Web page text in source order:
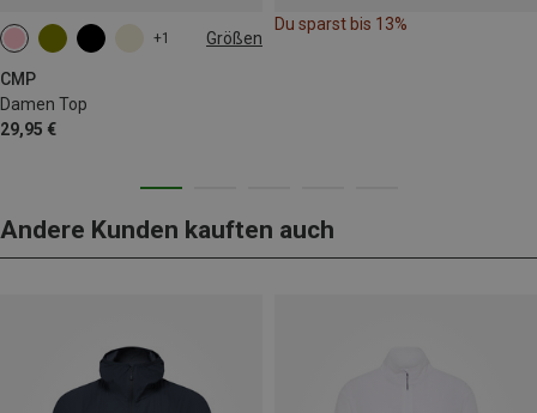
+1 Größen
CMP
Damen Top
29,95 €
Du sparst bis 13%
Andere Kunden kauften auch